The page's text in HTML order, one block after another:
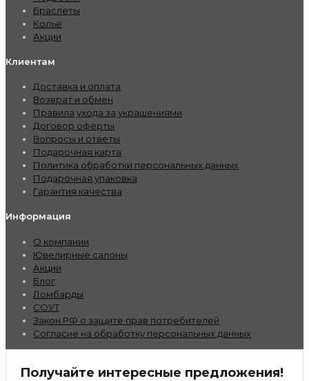
Браслеты
Колье
Акции
Клиентам
Доставка и оплата
Возврат и обмен
Правила ухода за украшениями
Договор оферты
Вопросы и ответы
Подарочная карта
Политика обработки персональных данных
Подарочная упаковка
Гарантия качества
Информация
О компании
Ювелирные салоны
Акции
Блог
Ломбарды
СОУТ
Закон РФ о защите прав потребителей
Согласие на обработку персональных данных
Получайте интересные предложения!